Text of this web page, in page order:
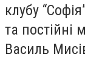
клубу
та постійні
Василь